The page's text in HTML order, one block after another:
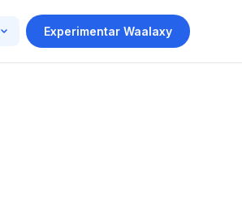
Experimentar Waalaxy